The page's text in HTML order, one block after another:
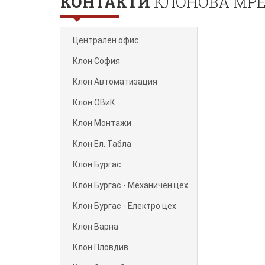
Централен офис
Клон София
Клон Автоматизация
Клон ОВиК
Клон Монтажи
Клон Ел. Табла
Клон Бургас
Клон Бургас - Механичен цех
Клон Бургас - Електро цех
Клон Варна
Клон Пловдив